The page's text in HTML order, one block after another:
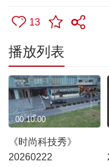
13
播放列表
《时尚科技秀》
20260222
00:10:00